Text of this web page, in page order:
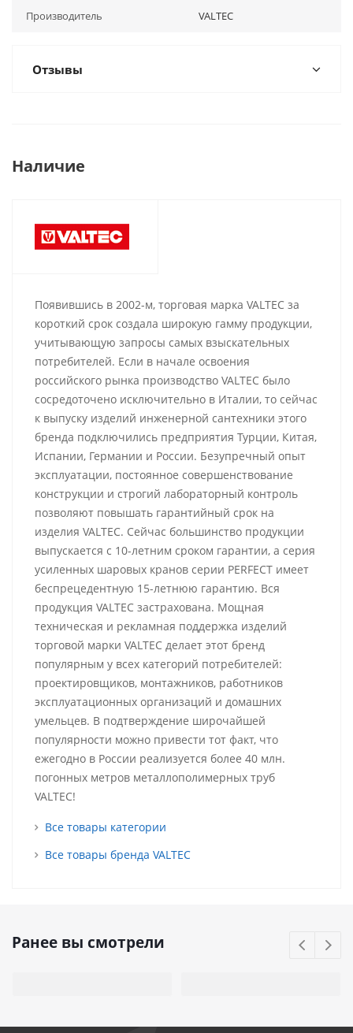
Производитель VALTEC
Отзывы
Наличие
Появившись в 2002-м, торговая марка VALTEC за
короткий срок создала широкую гамму продукции,
учитывающую запросы самых взыскательных
потребителей. Если в начале освоения
российского рынка производство VALTEC было
сосредоточено исключительно в Италии, то сейчас
к выпуску изделий инженерной сантехники этого
бренда подключились предприятия Турции, Китая,
Испании, Германии и России. Безупречный опыт
эксплуатации, постоянное совершенствование
конструкции и строгий лабораторный контроль
позволяют повышать гарантийный срок на
изделия VALTEC. Сейчас большинство продукции
выпускается с 10-летним сроком гарантии, а серия
усиленных шаровых кранов серии PERFECT имеет
беспрецедентную 15-летнюю гарантию. Вся
продукция VALTEC застрахована. Мощная
техническая и рекламная поддержка изделий
торговой марки VALTEC делает этот бренд
популярным у всех категорий потребителей:
проектировщиков, монтажников, работников
эксплуатационных организаций и домашних
умельцев. В подтверждение широчайшей
популярности можно привести тот факт, что
ежегодно в России реализуется более 40 млн.
погонных метров металлополимерных труб
VALTEC!
Все товары категории
Все товары бренда VALTEC
Ранее вы смотрели